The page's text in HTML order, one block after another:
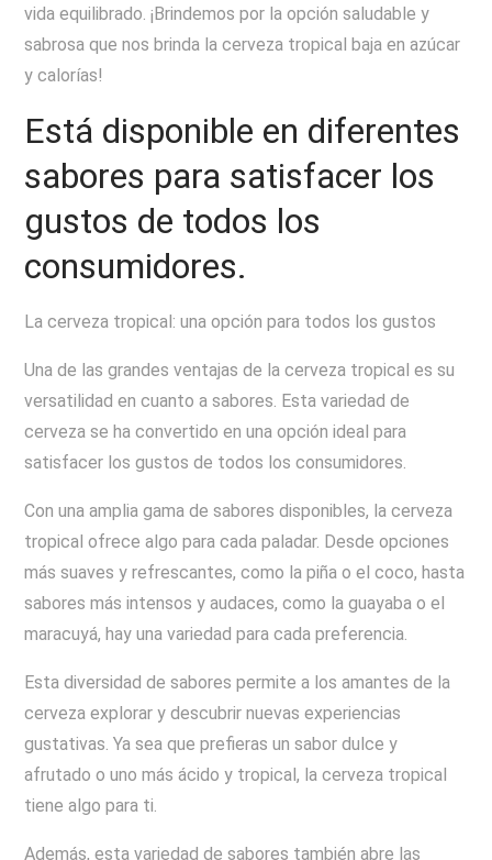
vida equilibrado. ¡Brindemos por la opción saludable y
sabrosa que nos brinda la cerveza tropical baja en azúcar
y calorías!
Está disponible en diferentes
sabores para satisfacer los
gustos de todos los
consumidores.
La cerveza tropical: una opción para todos los gustos
Una de las grandes ventajas de la cerveza tropical es su
versatilidad en cuanto a sabores. Esta variedad de
cerveza se ha convertido en una opción ideal para
satisfacer los gustos de todos los consumidores.
Con una amplia gama de sabores disponibles, la cerveza
tropical ofrece algo para cada paladar. Desde opciones
más suaves y refrescantes, como la piña o el coco, hasta
sabores más intensos y audaces, como la guayaba o el
maracuyá, hay una variedad para cada preferencia.
Esta diversidad de sabores permite a los amantes de la
cerveza explorar y descubrir nuevas experiencias
gustativas. Ya sea que prefieras un sabor dulce y
afrutado o uno más ácido y tropical, la cerveza tropical
tiene algo para ti.
Además, esta variedad de sabores también abre las